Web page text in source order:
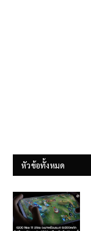
หัวข้อทั้งหมด